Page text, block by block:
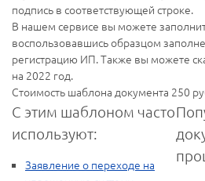
подпись в соответствующей строке.
В нашем сервисе вы можете
воспользовавшись образцом
регистрацию ИП. Также вы можете
на 2022 год.
Стоимость шаблона документа 250
С этим шаблоном часто
используют:
Заявление о переходе на